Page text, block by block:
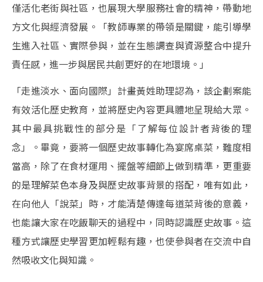
僅活化老街與社區，也展現大學服務社會的精神，帶動地
方文化與經濟發展。「教師專業的帶領是關鍵，能引導學
生進入社區、實際參與，並在生態調查與資源整合中提升
責任感，進一步與居民共創更好的在地環境。」
「走進淡水、面向國際」計畫黃姓助理認為，該企劃案能
有效活化歷史教育，並將歷史內容更具體地呈現給大眾。
其中最具挑戰性的部分是「了解每位設計者背後的理
念」。畢竟，要將一個歷史故事轉化為宴席桌菜，難度相
當高，除了在食材運用、擺盤等細節上做到精準，更重要
的是理解菜色本身及與歷史故事背景的搭配，唯有如此，
在向他人「說菜」時，才能清楚傳達每道菜背後的意義，
也能讓大家在吃飯聊天的過程中，同時認識歷史故事。這
種方式讓歷史學習更加輕鬆有趣，也使參與者在交流中自
然吸收文化與知識。